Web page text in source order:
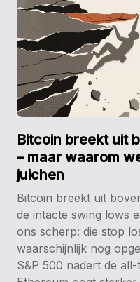
Bitcoin breekt uit
– maar waarom
juichen
Bitcoin breekt uit
de intacte swing lows
ons scherp: die stop
waarschijnlijk nog
S&P 500 nadert de all-